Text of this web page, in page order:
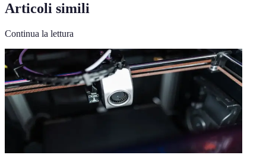
Articoli simili
Continua la lettura